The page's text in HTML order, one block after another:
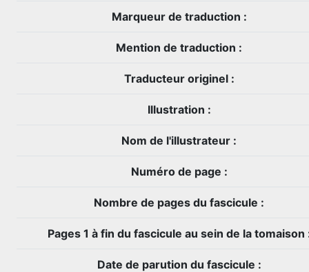
Marqueur de traduction :
Mention de traduction :
Traducteur originel :
Illustration :
Nom de l'illustrateur :
Numéro de page :
Nombre de pages du fascicule :
Pages 1 à fin du fascicule au sein de la tomaison
Date de parution du fascicule :